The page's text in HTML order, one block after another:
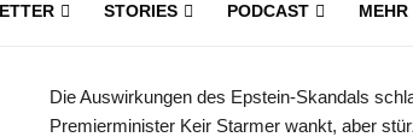
STORIES PODCAST MEHR
Die Auswirkungen des Epstein-Skandals
Premierminister Keir Starmer wankt, aber